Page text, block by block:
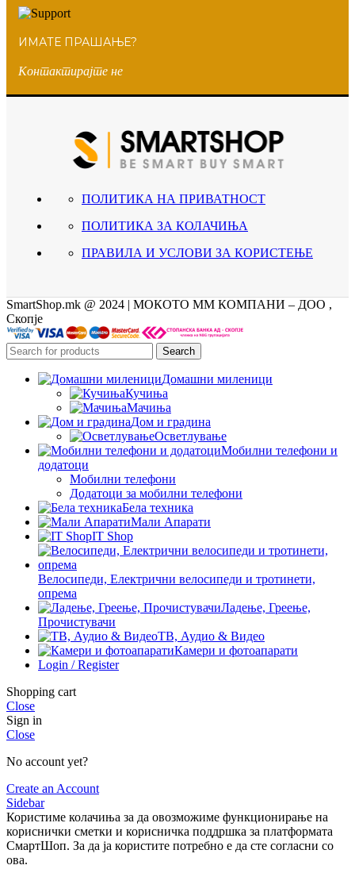
ИМАТЕ ПРАШАЊЕ?
Контактирајте не
ПОЛИТИКА НА ПРИВАТНОСТ
ПОЛИТИКА ЗА КОЛАЧИЊА
ПРАВИЛА И УСЛОВИ ЗА КОРИСТЕЊЕ
SmartShop.mk @ 2024 | МОКОТО ММ КОМПАНИ – ДОО ,
Скопје
Search
Домашни миленици
Кучиња
Мачиња
Дом и градина
Осветлување
Мобилни телефони и
додатоци
Мобилни телефони
Додатоци за мобилни телефони
Бела техника
Мали Апарати
IT Shop
Велосипеди, Електрични велосипеди и тротинети,
опрема
Ладење, Греење,
Прочистувачи
ТВ, Аудио & Видео
Камери и фотоапарати
Login / Register
Shopping cart
Close
Sign in
Close
No account yet?
Create an Account
Sidebar
Користиме колачиња за да овозможиме функционирање на
кориснички сметки и корисничка поддршка за платформата
СмартШоп. За да ја користите потребно е да сте согласни со
ова.